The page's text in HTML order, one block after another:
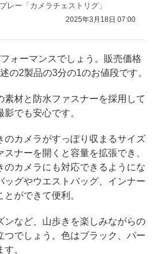
レー「カメラチェストリグ」
2025年3月18日 07:00
ォーマンスでしょう。販売価格
の2製品の3分の1のお値段です。
素材と防水ファスナーを採用して
でも安心です。
のカメラがすっぽり収まるサイズ
ナーを開くと容量を拡張でき、
のカメラにも対応できるようにな
ッグやウエストバッグ、インナー
ができて便利。
ンなど、山歩きを楽しみながらの
つでしょう。色はブラック、パー
。